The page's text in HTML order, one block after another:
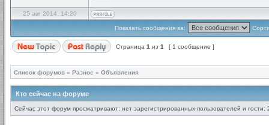
25 авг 2014, 14:20
Показать сообщения за:
Страница 1 из 1 [ 1 сообщение ]
Список форумов » Разное » Объявления
Кто сейчас на форуме
Сейчас этот форум просматривают: нет зарегистрированных пользователей и гости: